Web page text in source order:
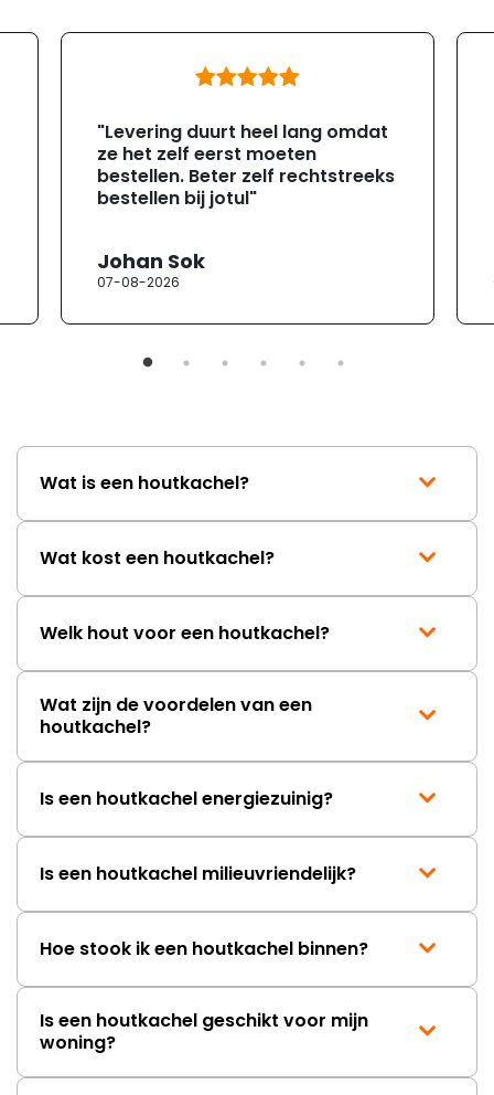
"Levering duurt heel lang omdat
ze het zelf eerst moeten
bestellen. Beter zelf rechtstreeks
bestellen bij jotul"
Johan Sok
07-08-2026
Wat is een houtkachel?
Wat kost een houtkachel?
Welk hout voor een houtkachel?
Wat zijn de voordelen van een
houtkachel?
Is een houtkachel energiezuinig?
Is een houtkachel milieuvriendelijk?
Hoe stook ik een houtkachel binnen?
Is een houtkachel geschikt voor mijn
woning?